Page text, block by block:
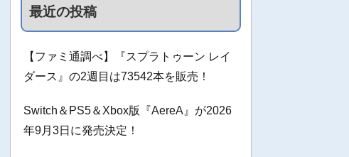
最近の投稿
【ファミ通調べ】『スプラトゥーン レイ
ダース』の2週目は73542本を販売！
Switch＆PS5＆Xbox版『AereA』が2026
年9月3日に発売決定！